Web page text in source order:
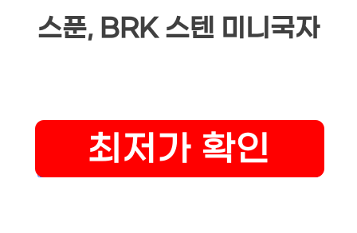
스푼, BRK 스텐 미니국자